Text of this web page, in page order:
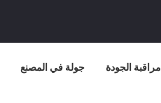
جولة في المصنع مراقبة الجودة